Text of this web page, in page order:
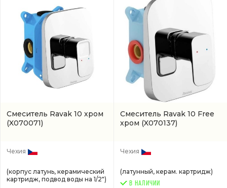
Смеситель Ravak 10 хром
(X070071)
Чехия
(корпус латунь, керамический
картридж, подвод воды на 1/2")
Смеситель Ravak 10 Free
хром (X070137)
Чехия
(латунный, керам. картридж)
В НАЛИЧИИ